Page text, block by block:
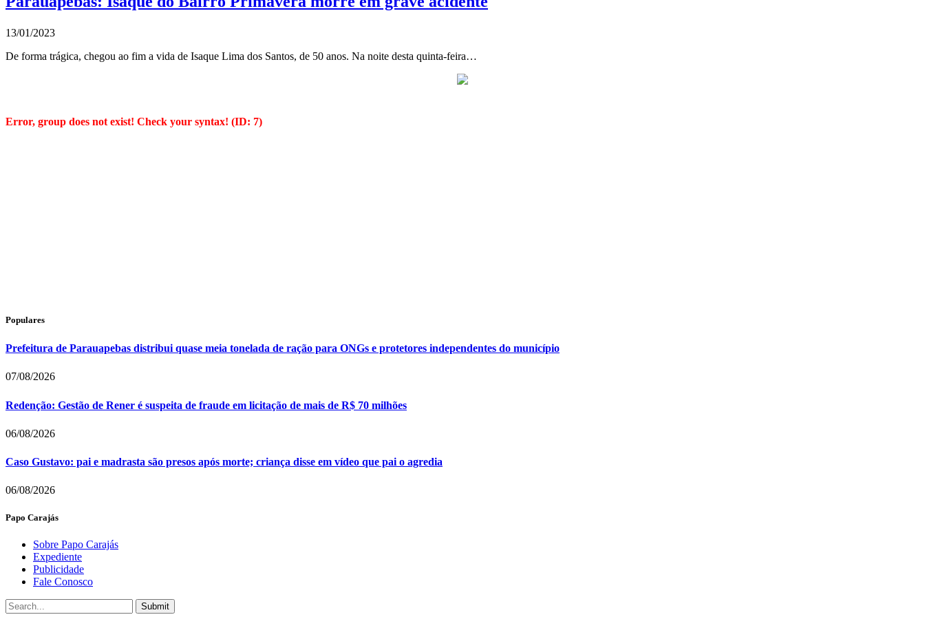
13/01/2023
De forma trágica, chegou ao fim a vida de Isaque Lima dos Santos, de 50 anos. Na noite desta quinta-feira…
Error, group does not exist! Check your syntax! (ID: 7)
Populares
Prefeitura de Parauapebas distribui quase meia tonelada de ração para ONGs e protetores independentes do município
07/08/2026
Redenção: Gestão de Rener é suspeita de fraude em licitação de mais de R$ 70 milhões
06/08/2026
Caso Gustavo: pai e madrasta são presos após morte; criança disse em vídeo que pai o agredia
06/08/2026
Papo Carajás
Sobre Papo Carajás
Expediente
Publicidade
Fale Conosco
Submit